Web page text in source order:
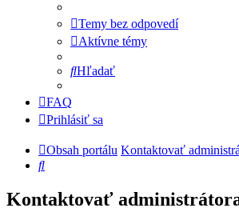
Temy bez odpovedí
Aktívne témy
Hľadať
FAQ
Prihlásiť sa
Obsah portálu Kontaktovať
Hľadať
Kontaktovať